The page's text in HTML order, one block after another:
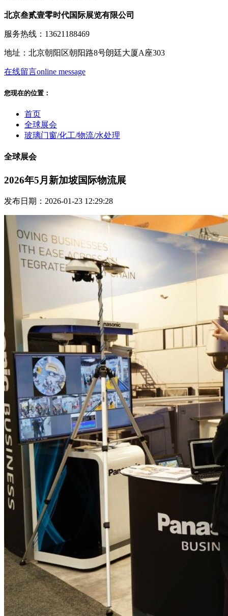
北京叁贰壹零时代国际展览有限公司
服务热线：13621188469
地址：北京朝阳区朝阳路8号朗廷大厦A座303
在线留言online message
您现在的位置：
首页
全球展会
玻璃门窗/化工/物流/水处理
全球展会
2026年5月新加坡国际物流展
发布日期：2026-01-23 12:29:28